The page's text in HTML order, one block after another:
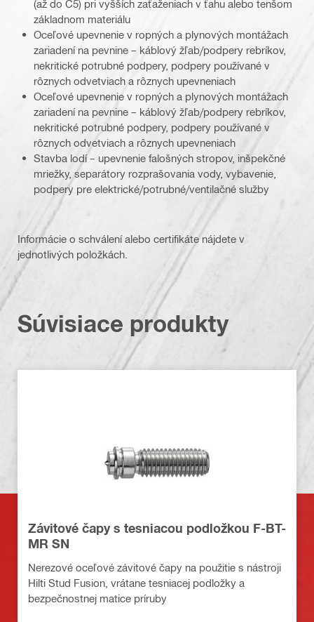
(až do C5) pri vyšších zaťaženiach v ťahu alebo tenšom
základnom materiálu
Oceľové upevnenie v ropných a plynových montážach
zariadení na pevnine – káblový žľab/podpery rebríkov,
nekritické potrubné podpery, podpery používané v
rôznych odvetviach a rôznych upevneniach
Oceľové upevnenie v ropných a plynových montážach
zariadení na pevnine – káblový žľab/podpery rebríkov,
nekritické potrubné podpery, podpery používané v
rôznych odvetviach a rôznych upevneniach
Stavba lodí – upevnenie falošných stropov, inšpekčné
mriežky, separátory rozprašovania vody, vybavenie,
podpery pre elektrické/potrubné/ventilačné služby
Informácie o schválení alebo certifikáte nájdete v
jednotlivých položkách.
Súvisiace produkty
Závitové čapy s tesniacou podložkou F-BT-
MR SN
Nerezové oceľové závitové čapy na použitie s nástroji
Hilti Stud Fusion, vrátane tesniacej podložky a
bezpečnostnej matice príruby